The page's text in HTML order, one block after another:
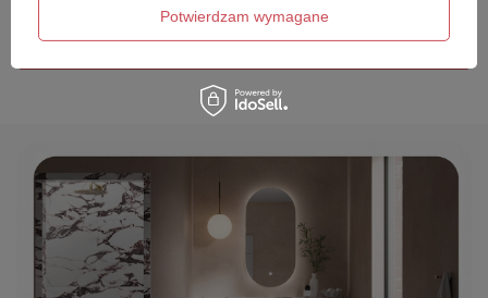
Wyślij opinię
Potwierdzam wymagane